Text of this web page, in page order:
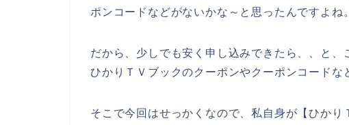
ポンコードなどがないかな～と思ったんですよね。
だから、少しでも安く申し込みできたら、、と
ひかりＴＶブックのクーポンやクーポンコードな
そこで今回はせっかくなので、私自身が【ひか